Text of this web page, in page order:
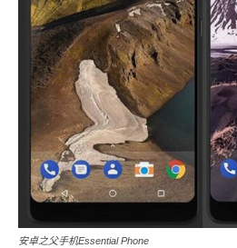
安卓之父手机Essential Phone